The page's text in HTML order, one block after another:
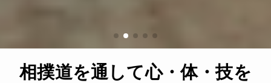
相撲道を通して心・体・技を